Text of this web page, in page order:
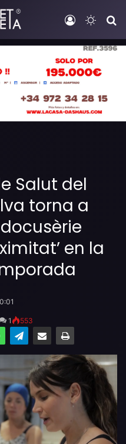
Iniciar
Salut del
torna a
en la
1 553
WhatsAppTelegramCompartir por email Imprimir